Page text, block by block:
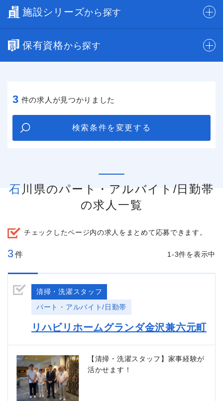
施設シリーズから探す
保有資格から探す
3 件の求人が見つかりました
検索条件を変更する
石川県のパート・アルバイト/日勤帯
の求人一覧
チェックしたページ内の求人をまとめて応募できます。
3件 1-3件を表示中
清掃・洗濯スタッフ
パート・アルバイト/日勤帯
リハビリホームグランダ金沢兼六元町
【清掃・洗濯スタッフ】家事経験が
活かせます！